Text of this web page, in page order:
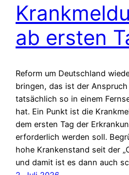
ab ersten
Reform um Deutschland
bringen, das ist der
tatsächlich so in einem
hat. Ein Punkt ist die
dem ersten Tag der
erforderlich werden soll.
hohe Krankenstand seit der
und damit ist es dann auch